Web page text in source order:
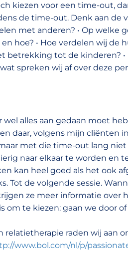
kiezen voor een time-out,
de time-out. Denk aan de
met anderen? • Op welke
hoe? • Hoe verdelen wij de
betrekking tot de kinderen? •
spreken wij af over deze
alles aan gedaan moet
daar, volgens mijn cliënten
met die time-out lang
naar elkaar te worden en
kan heel goed als het ook
Tot de volgende sessie.
ze meer informatie over
om te kiezen: gaan we door
raden wij aan
www.bol.com/nl/p/